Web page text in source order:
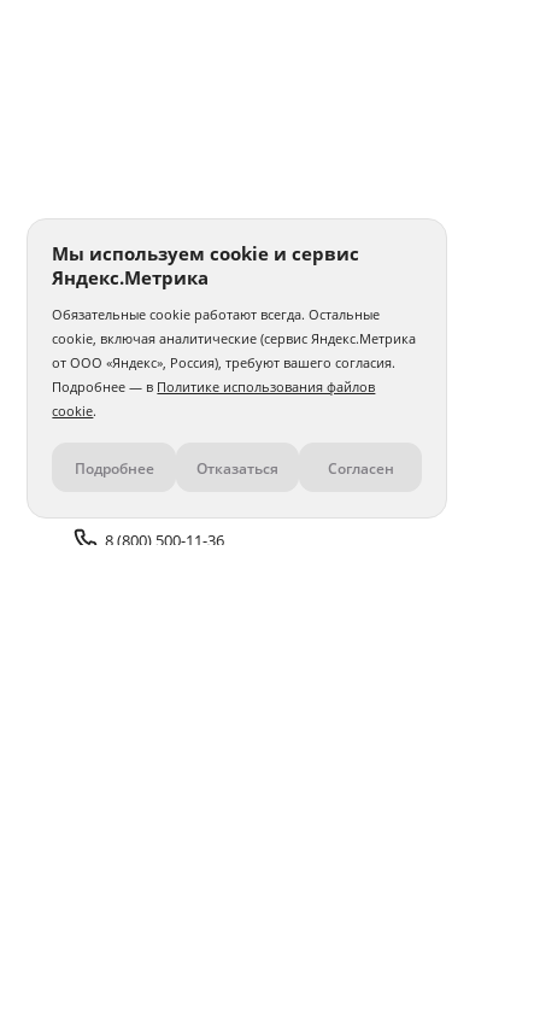
Контакты
8 (800) 500-11-36
Мы используем cookie и сервис
Яндекс.Метрика
Обязательные cookie работают всегда. Остальные
cookie, включая аналитические (сервис Яндекс.Метрика
от ООО «Яндекс», Россия), требуют вашего согласия.
Подробнее — в Политике использования файлов
cookie.
Подробнее Отказаться Согласен